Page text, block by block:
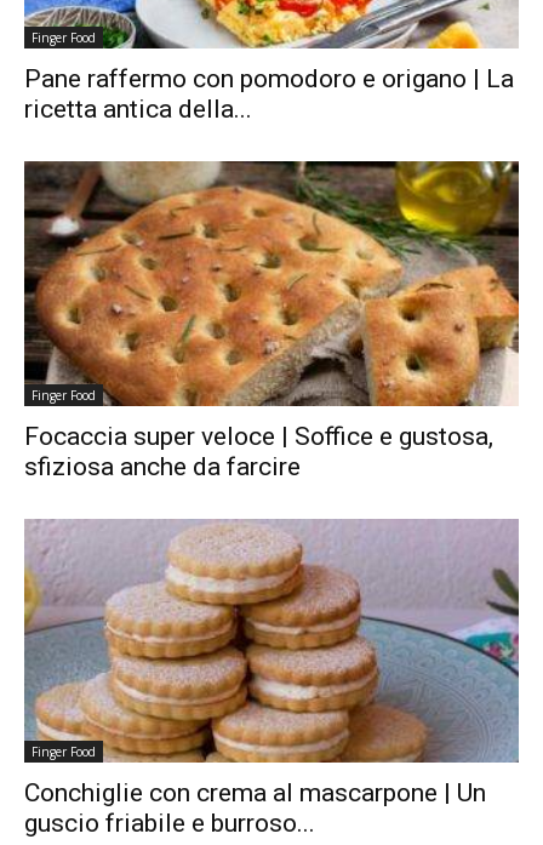
Finger Food
Pane raffermo con pomodoro e origano | La
ricetta antica della...
Finger Food
Focaccia super veloce | Soffice e gustosa,
sfiziosa anche da farcire
Finger Food
Conchiglie con crema al mascarpone | Un
guscio friabile e burroso...